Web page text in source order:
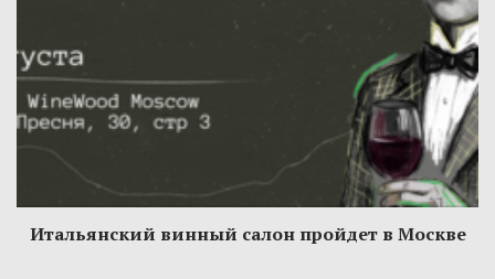
Итальянский винный салон пройдет в Москве